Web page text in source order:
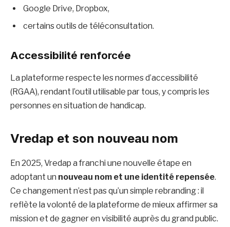
Google Drive, Dropbox,
certains outils de téléconsultation.
Accessibilité renforcée
La plateforme respecte les normes d’accessibilité
(RGAA), rendant l’outil utilisable par tous, y compris les
personnes en situation de handicap.
Vredap et son nouveau nom
En 2025, Vredap a franchi une nouvelle étape en
adoptant un nouveau nom et une identité repensée.
Ce changement n’est pas qu’un simple rebranding : il
reflète la volonté de la plateforme de mieux affirmer sa
mission et de gagner en visibilité auprès du grand public.